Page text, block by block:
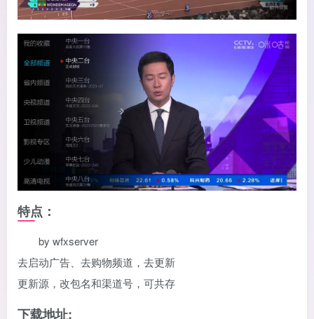
特点：
by wfxserver
去启动广告、去购物频道，去更新
更新源，改包名和渠道号，可共存
下载地址: